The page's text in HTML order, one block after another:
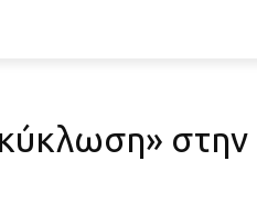
στην